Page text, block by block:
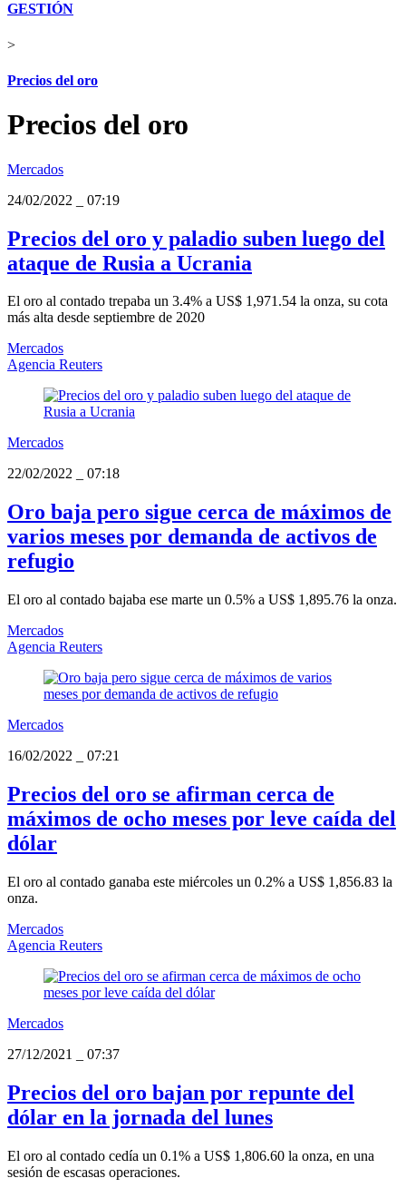
GESTIÓN
>
Precios del oro
Precios del oro
Mercados
24/02/2022
07:19
Precios del oro y paladio suben luego del
ataque de Rusia a Ucrania
El oro al contado trepaba un 3.4% a US$ 1,971.54 la onza, su cota
más alta desde septiembre de 2020
Mercados
Agencia Reuters
Mercados
22/02/2022
07:18
Oro baja pero sigue cerca de máximos de
varios meses por demanda de activos de
refugio
El oro al contado bajaba ese marte un 0.5% a US$ 1,895.76 la onza.
Mercados
Agencia Reuters
Mercados
16/02/2022
07:21
Precios del oro se afirman cerca de
máximos de ocho meses por leve caída del
dólar
El oro al contado ganaba este miércoles un 0.2% a US$ 1,856.83 la
onza.
Mercados
Agencia Reuters
Mercados
27/12/2021
07:37
Precios del oro bajan por repunte del
dólar en la jornada del lunes
El oro al contado cedía un 0.1% a US$ 1,806.60 la onza, en una
sesión de escasas operaciones.